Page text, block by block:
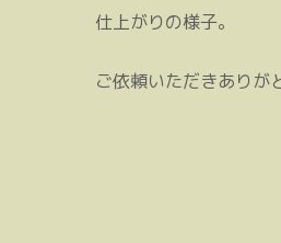
仕上がりの様子。
ご依頼いただきありが